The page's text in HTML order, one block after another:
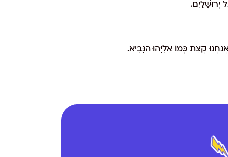
יְרוּשָׁלַיִם.
קְצָת כְּמוֹ אֵלִיָּהוּ הַנָּבִיא.